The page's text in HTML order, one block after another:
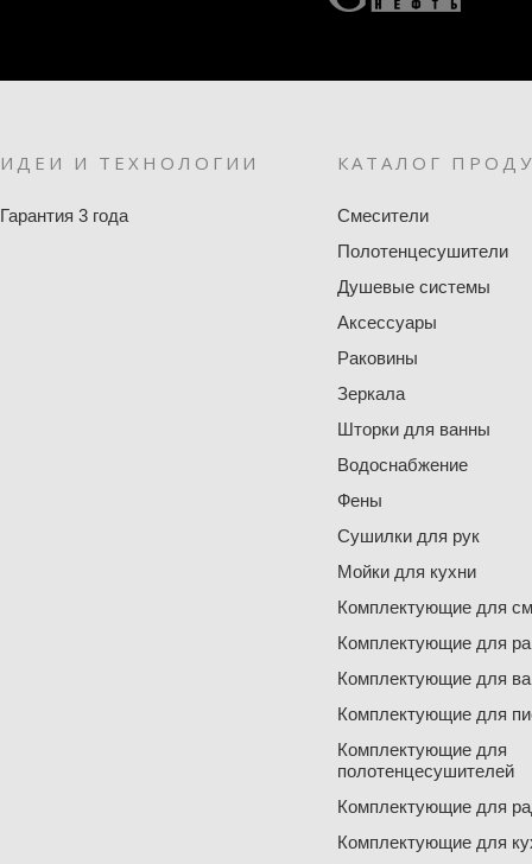
ИДЕИ И ТЕХНОЛОГИИ
Гарантия 3 года
КАТАЛОГ
Смесители
Полотенцесушители
Душевые системы
Аксессуары
Раковины
Зеркала
Шторки для ванны
Водоснабжение
Фены
Сушилки для рук
Мойки для кухни
Комплектующие для
Комплектующие для
Комплектующие для
Комплектующие для
Комплектующие для
полотенцесушителей
Комплектующие для
Комплектующие для